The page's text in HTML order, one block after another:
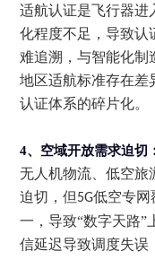
适航认证是飞行器进
化程度不足，导致认
难追溯，与智能化制
地区适航标准存在差
认证体系的碎片化。
4、 空域开放需求迫切
无人机物流、低空旅
迫切，但5G低空专网
一，导致“数字天路”
信延迟导致调度失误